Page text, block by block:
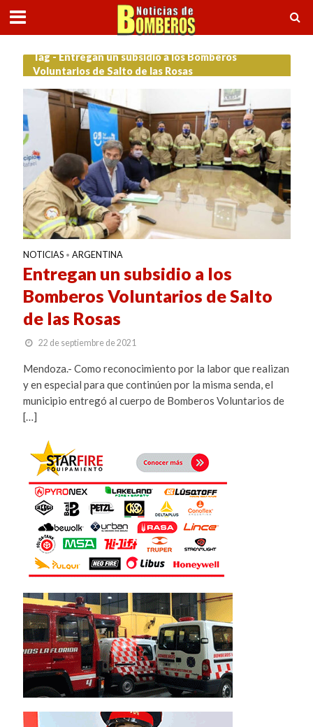
Tag - Entregan un subsidio a los Bomberos
Voluntarios de Salto de las Rosas
NOTICIAS • ARGENTINA
Entregan un subsidio a los
Bomberos Voluntarios de Salto
de las Rosas
22 de septiembre de 2021
Mendoza.- Como reconocimiento por la labor que realizan
y en especial para que continúen por la misma senda, el
municipio entregó al cuerpo de Bomberos Voluntarios de
[…]